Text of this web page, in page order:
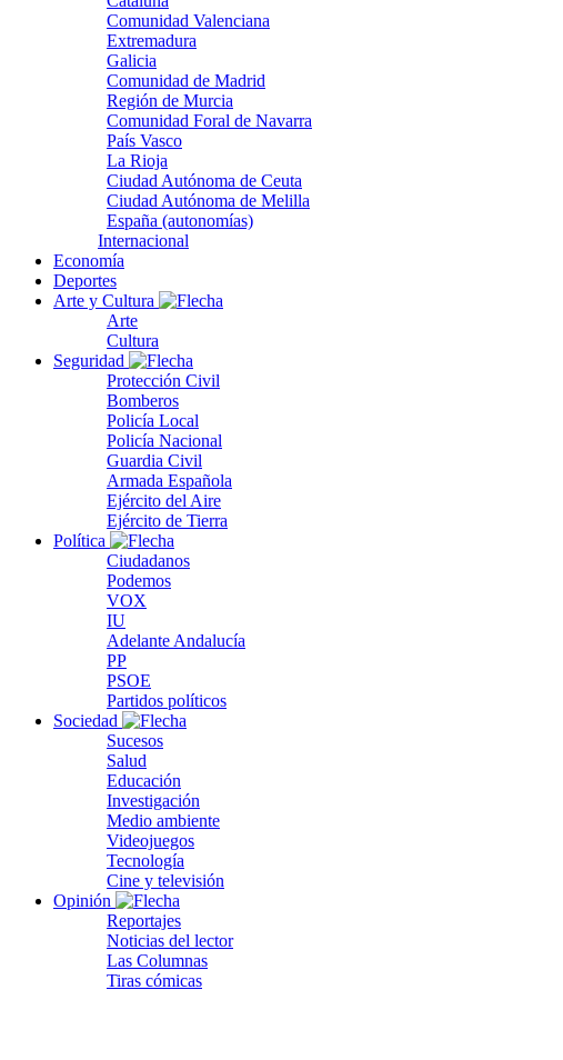
Comunidad Valenciana
Extremadura
Galicia
Comunidad de Madrid
Región de Murcia
Comunidad Foral de Navarra
País Vasco
La Rioja
Ciudad Autónoma de Ceuta
Ciudad Autónoma de Melilla
España (autonomías)
Internacional
Economía
Deportes
Arte y Cultura
Arte
Cultura
Seguridad
Protección Civil
Bomberos
Policía Local
Policía Nacional
Guardia Civil
Armada Española
Ejército del Aire
Ejército de Tierra
Política
Ciudadanos
Podemos
VOX
IU
Adelante Andalucía
PP
PSOE
Partidos políticos
Sociedad
Sucesos
Salud
Educación
Investigación
Medio ambiente
Videojuegos
Tecnología
Cine y televisión
Opinión
Reportajes
Noticias del lector
Las Columnas
Tiras cómicas